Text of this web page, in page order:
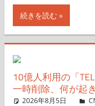
続きを読む
10億人利用の「
一時削除、何が起
2026年8月5日